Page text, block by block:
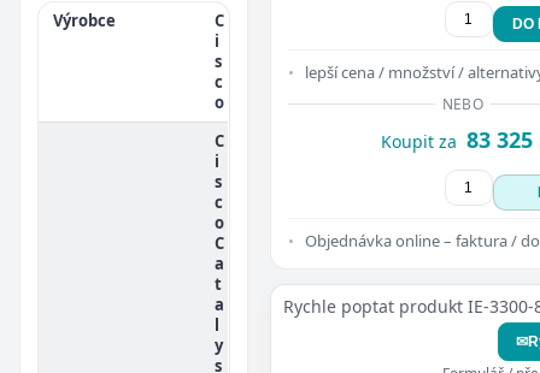
Výrobce
C
i
s
c
o
C
i
s
c
o
C
a
t
a
l
y
s
DO
lepší cena / množství /
NEBO
Koupit za 83 325
Objednávka online – faktura /
Rychle poptat produkt IE-3300-
✉